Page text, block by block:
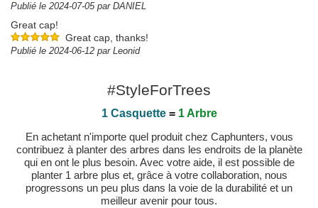
Publié le 2024-07-05 par DANIEL
Great cap!
Great cap, thanks!
Publié le 2024-06-12 par Leonid
#StyleForTrees
1 Casquette= 1 Arbre
En achetant n'importe quel produit chez Caphunters, vous
contribuez à planter des arbres dans les endroits de la planète
qui en ont le plus besoin. Avec votre aide, il est possible de
planter 1 arbre plus et, grâce à votre collaboration, nous
progressons un peu plus dans la voie de la durabilité et un
meilleur avenir pour tous.